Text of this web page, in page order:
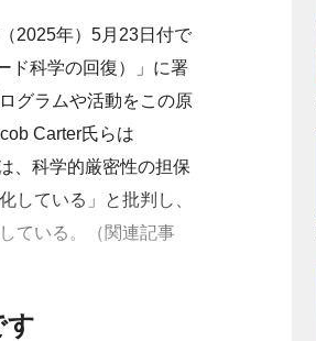
2025年）5月23日付で
ド科学の回復）」に署
グラムや活動をこの原
Carter氏らは
、科学的厳密性の担保
している」と批判し、
ている。（関連記事
す